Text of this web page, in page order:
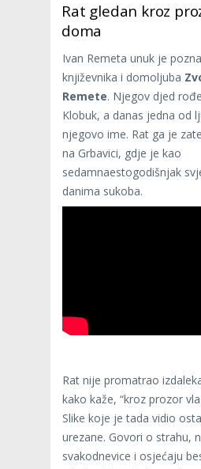
Rat gledan kroz
doma
Ivan Remeta unuk je
književnika i domoljuba
Remete. Njegov djed
Klobuk, a danas jedna od
njegovo ime. Rat ga je
na Grbavici, gdje je kao
sedamnaestogodišnjak
danima sukoba.
Rat nije promatrao
kako kaže, “kroz prozor
Slike koje je tada vidio
urezane. Govori o strahu,
svakodnevice i osjećaju